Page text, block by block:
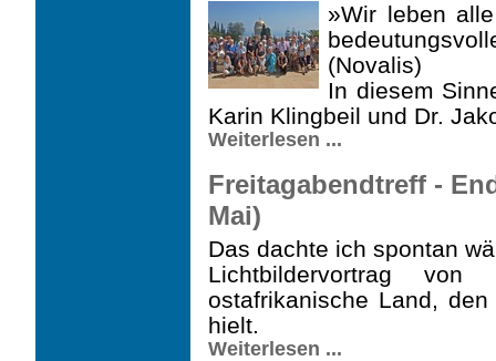
»Wir leben
(Novalis)
In diesem
Karin Klingbeil und Dr.
Weiterlesen ...
Freitagabendtreff -
Mai)
Das dachte ich spontan
Lichtbildervortrag
ostafrikanische Land,
hielt.
Weiterlesen ...